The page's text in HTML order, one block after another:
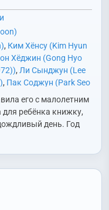
, Ким Хёнсу (Kim Hyun
Хёджин (Gong Hyo
, Ли Сынджун (Lee
, Пак Соджун (Park Seo
Ye Jin)
его с малолетним
ребёнка книжку,
день. Год